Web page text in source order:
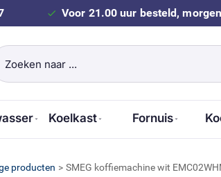
Voor 21.00 uur besteld,
Koelkast Fornuis
producten > SMEG koffiemachine wit